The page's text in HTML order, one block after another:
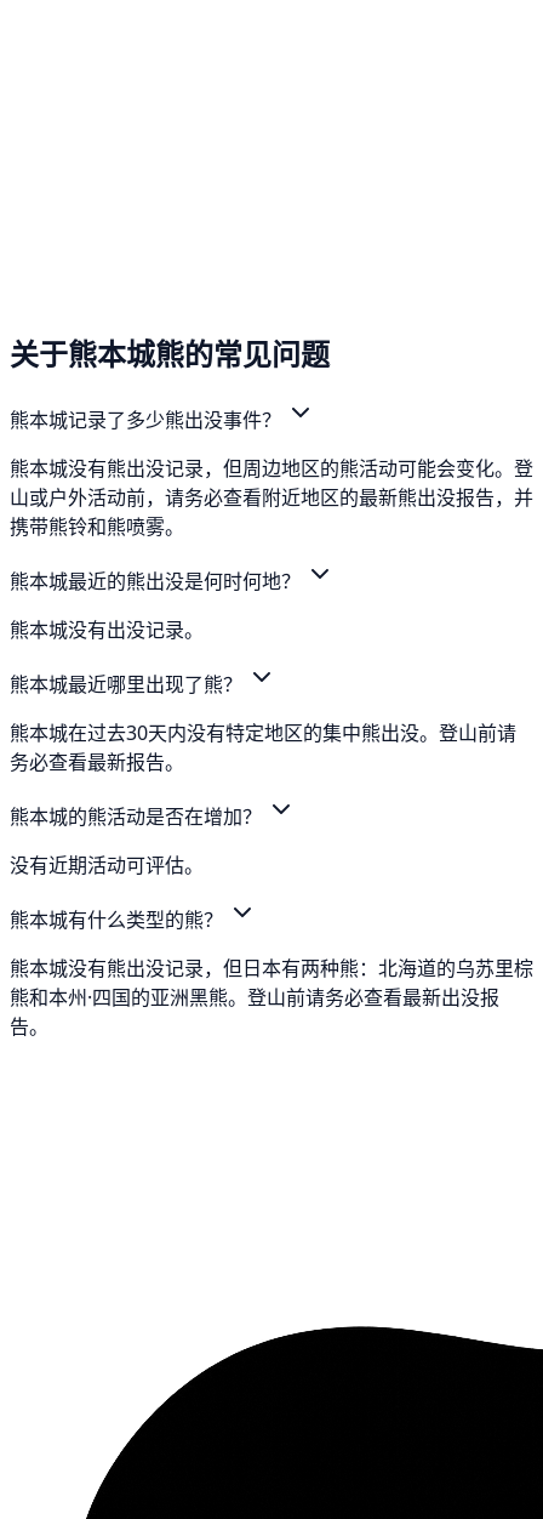
关于熊本城熊的常见问题
熊本城记录了多少熊出没事件？
熊本城没有熊出没记录，但周边地区的熊活动可能会变化。登
山或户外活动前，请务必查看附近地区的最新熊出没报告，并
携带熊铃和熊喷雾。
熊本城最近的熊出没是何时何地？
熊本城没有出没记录。
熊本城最近哪里出现了熊？
熊本城在过去30天内没有特定地区的集中熊出没。登山前请
务必查看最新报告。
熊本城的熊活动是否在增加？
没有近期活动可评估。
熊本城有什么类型的熊？
熊本城没有熊出没记录，但日本有两种熊：北海道的乌苏里棕
熊和本州·四国的亚洲黑熊。登山前请务必查看最新出没报
告。